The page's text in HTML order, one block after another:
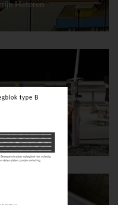
Heteren
Vianen (2.1)